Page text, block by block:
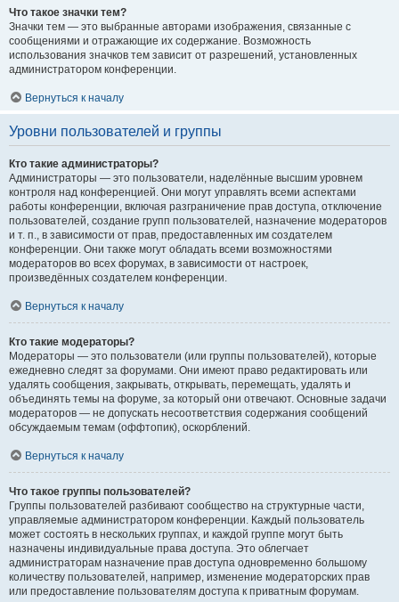
Что такое значки тем?
Значки тем — это выбранные авторами изображения, связанные с
сообщениями и отражающие их содержание. Возможность
использования значков тем зависит от разрешений, установленных
администратором конференции.
Вернуться к началу
Уровни пользователей и группы
Кто такие администраторы?
Администраторы — это пользователи, наделённые высшим уровнем
контроля над конференцией. Они могут управлять всеми аспектами
работы конференции, включая разграничение прав доступа, отключение
пользователей, создание групп пользователей, назначение модераторов
и т. п., в зависимости от прав, предоставленных им создателем
конференции. Они также могут обладать всеми возможностями
модераторов во всех форумах, в зависимости от настроек,
произведённых создателем конференции.
Вернуться к началу
Кто такие модераторы?
Модераторы — это пользователи (или группы пользователей), которые
ежедневно следят за форумами. Они имеют право редактировать или
удалять сообщения, закрывать, открывать, перемещать, удалять и
объединять темы на форуме, за который они отвечают. Основные задачи
модераторов — не допускать несоответствия содержания сообщений
обсуждаемым темам (оффтопик), оскорблений.
Вернуться к началу
Что такое группы пользователей?
Группы пользователей разбивают сообщество на структурные части,
управляемые администратором конференции. Каждый пользователь
может состоять в нескольких группах, и каждой группе могут быть
назначены индивидуальные права доступа. Это облегчает
администраторам назначение прав доступа одновременно большому
количеству пользователей, например, изменение модераторских прав
или предоставление пользователям доступа к приватным форумам.